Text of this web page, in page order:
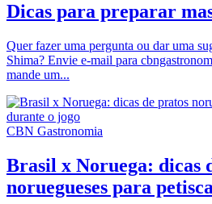
Dicas para preparar
Quer fazer uma pergunta ou dar uma
Shima? Envie e-mail para
mande um...
CBN Gastronomia
Brasil x Noruega: dicas
noruegueses para